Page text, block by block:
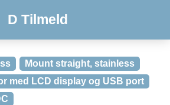
D Tilmeld
Mount straight, stainless
med LCD display og USB port